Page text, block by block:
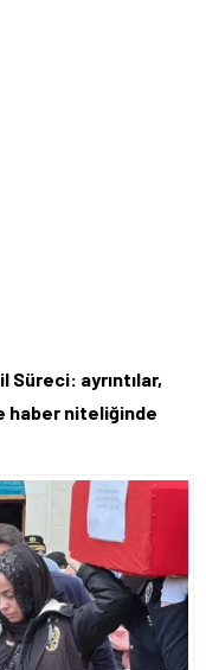
Süreci: ayrıntılar,
haber niteliğinde